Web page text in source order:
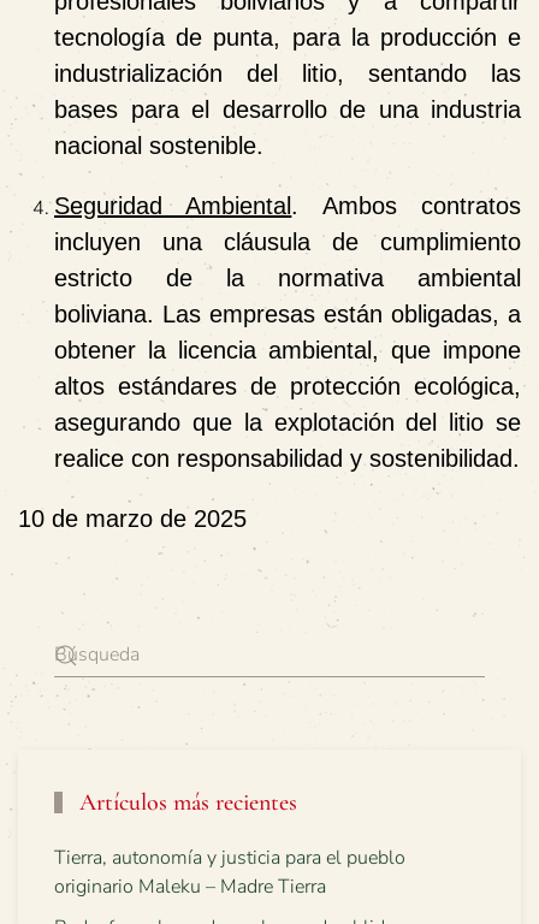
tecnología de punta, para la producción e
industrialización del litio, sentando las
bases para el desarrollo de una industria
nacional sostenible.
Seguridad Ambiental . Ambos contratos
incluyen una cláusula de cumplimiento
estricto de la normativa ambiental
boliviana. Las empresas están obligadas, a
obtener la licencia ambiental, que impone
altos estándares de protección ecológica,
asegurando que la explotación del litio se
realice con responsabilidad y sostenibilidad.
10 de marzo de 2025
Artículos más recientes
Tierra, autonomía y justicia para el pueblo
originario Maleku – Madre Tierra